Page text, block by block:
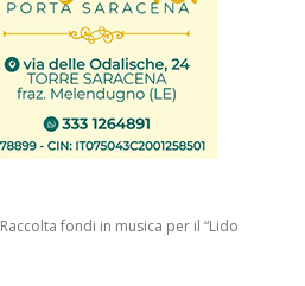
Raccolta fondi in musica per il “Lido